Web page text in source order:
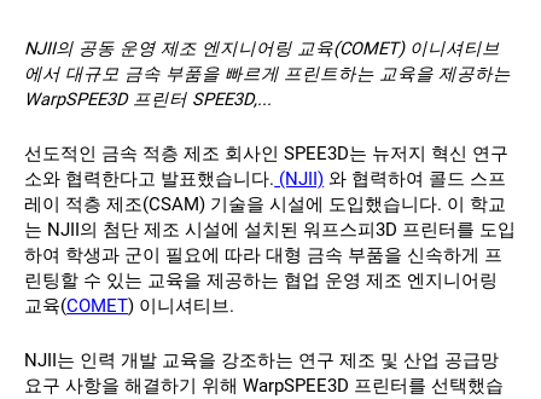
팔로우하기
X Facebook LinkedIn YouTube
NJII의 공동 운영 제조 엔지니어링 교육(COMET) 이니셔티브
에서 대규모 금속 부품을 빠르게 프린트하는 교육을 제공하는
WarpSPEE3D 프린터 SPEE3D,...
선도적인 금속 적층 제조 회사인 SPEE3D는 뉴저지 혁신 연구
소와 협력한다고 발표했습니다. (NJII) 와 협력하여 콜드 스프
레이 적층 제조(CSAM) 기술을 시설에 도입했습니다. 이 학교
는 NJII의 첨단 제조 시설에 설치된 워프스피3D 프린터를 도입
하여 학생과 군이 필요에 따라 대형 금속 부품을 신속하게 프
린팅할 수 있는 교육을 제공하는 협업 운영 제조 엔지니어링
교육(COMET) 이니셔티브.
NJII는 인력 개발 교육을 강조하는 연구 제조 및 산업 공급망
요구 사항을 해결하기 위해 WarpSPEE3D 프린터를 선택했습